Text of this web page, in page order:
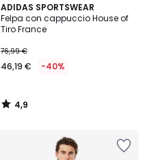
ADIDAS SPORTSWEAR
Felpa con cappuccio House of
Tiro France
76,99 €
46,19 € -40%
4,9
/ 5
4,9
/